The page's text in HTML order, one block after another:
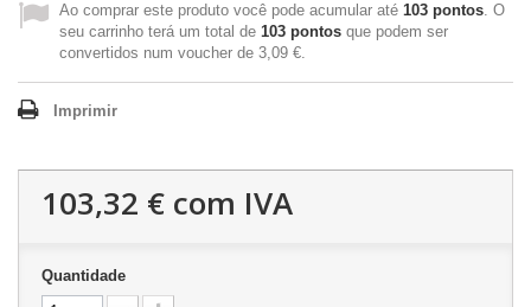
Ao comprar este produto você pode acumular até 103 pontos. O
seu carrinho terá um total de 103 pontos que podem ser
convertidos num voucher de 3,09 €.
Imprimir
103,32 € com IVA
Quantidade